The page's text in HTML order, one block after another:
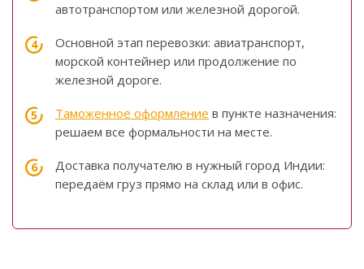
автотранспортом или железной дорогой.
Основной этап перевозки: авиатранспорт,
морской контейнер или продолжение по
железной дороге.
Таможенное оформление в пункте назначения:
решаем все формальности на месте.
Доставка получателю в нужный город Индии:
передаём груз прямо на склад или в офис.